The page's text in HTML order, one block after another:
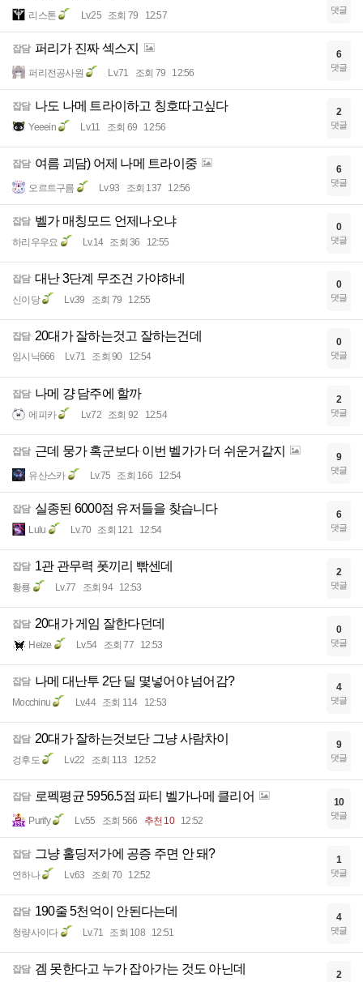
리스톤 Lv.25 조회 79 12:57 댓글
잡담 퍼리가 진짜 섹스지
퍼리전공사원 Lv.71 조회 79 12:56
6
댓글
잡담 나도 나메 트라이하고 칭호따고싶다
Yeeein Lv.11 조회 69 12:56
2
댓글
잡담 여름 괴담) 어제 나메 트라이중
오르트구름 Lv.93 조회 137 12:56
6
댓글
잡담 벨가 매칭모드 언제나오냐
하리우우요 Lv.14 조회 36 12:55
0
댓글
잡담 대난 3단계 무조건 가야하네
신이당 Lv.39 조회 79 12:55
0
댓글
잡담 20대가 잘하는것고 잘하는건데
임시닉666 Lv.71 조회 90 12:54
0
댓글
잡담 나메 걍 담주에 할까
에피카 Lv.72 조회 92 12:54
2
댓글
잡담 근데 뭉가 혹군보다 이번 벨가가 더 쉬운거같지
유산스카 Lv.75 조회 166 12:54
9
댓글
잡담 실종된 6000점 유저들을 찾습니다
Lulu Lv.70 조회 121 12:54
6
댓글
잡담 1관 관무력 폿끼리 빢센데
황룡 Lv.77 조회 94 12:53
2
댓글
잡담 20대가 게임 잘한다던데
Heize Lv.54 조회 77 12:53
0
댓글
잡담 나메 대난투 2단 딜 몇넣어야 넘어감?
Mocchinu Lv.44 조회 114 12:53
4
댓글
잡담 20대가 잘하는것보단 그냥 사람차이
겅후도 Lv.22 조회 113 12:52
9
댓글
잡담 로펙평균 5956.5점 파티 벨가나메 클리어
Purify Lv.55 조회 566 추천 10 12:52
10
댓글
잡담 그냥 홀딩저가에 공증 주면 안 돼?
연하나 Lv.63 조회 70 12:52
1
댓글
잡담 190줄 5천억이 안된다는데
청량사이다 Lv.71 조회 108 12:51
4
댓글
잡담 겜 못한다고 누가 잡아가는 것도 아닌데 2